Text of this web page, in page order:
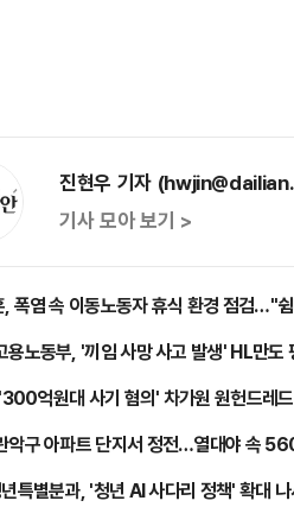
진현우 기자
기사 모아 보기 >
, 폭염 속 이동노동자 휴식 환경 점검…"
용노동부, '끼임 사망 사고 발생' HL만도
억원대 사기 혐의' 차가원 원헌드레
악구 아파트 단지서 정전…열대야 속
특별분과, '청년 AI 사다리 정책' 확대